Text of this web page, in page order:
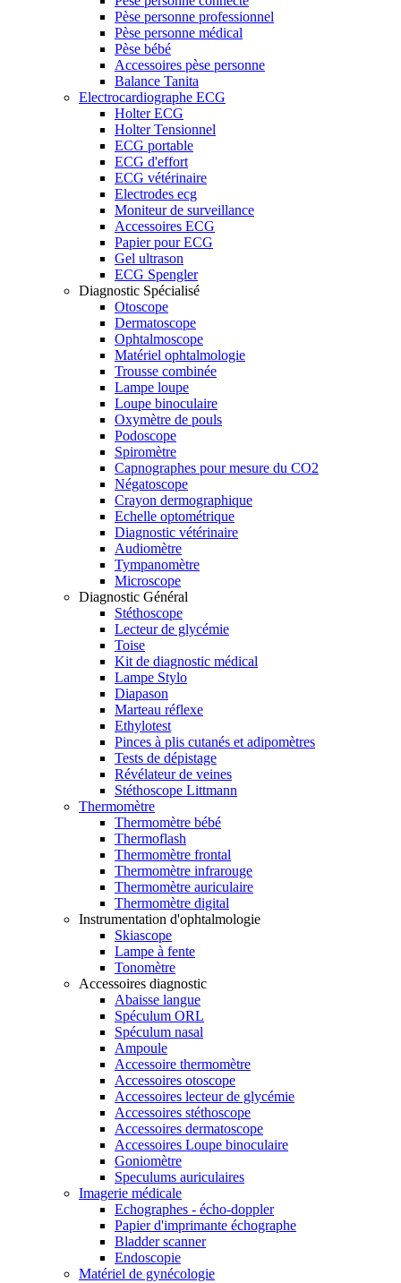
Pèse personne professionnel
Pèse personne médical
Pèse bébé
Accessoires pèse personne
Balance Tanita
Electrocardiographe ECG
Holter ECG
Holter Tensionnel
ECG portable
ECG d'effort
ECG vétérinaire
Electrodes ecg
Moniteur de surveillance
Accessoires ECG
Papier pour ECG
Gel ultrason
ECG Spengler
Diagnostic Spécialisé
Otoscope
Dermatoscope
Ophtalmoscope
Matériel ophtalmologie
Trousse combinée
Lampe loupe
Loupe binoculaire
Oxymètre de pouls
Podoscope
Spiromètre
Capnographes pour mesure du CO2
Négatoscope
Crayon dermographique
Echelle optométrique
Diagnostic vétérinaire
Audiomètre
Tympanomètre
Microscope
Diagnostic Général
Stéthoscope
Lecteur de glycémie
Toise
Kit de diagnostic médical
Lampe Stylo
Diapason
Marteau réflexe
Ethylotest
Pinces à plis cutanés et adipomètres
Tests de dépistage
Révélateur de veines
Stéthoscope Littmann
Thermomètre
Thermomètre bébé
Thermoflash
Thermomètre frontal
Thermomètre infrarouge
Thermomètre auriculaire
Thermomètre digital
Instrumentation d'ophtalmologie
Skiascope
Lampe à fente
Tonomètre
Accessoires diagnostic
Abaisse langue
Spéculum ORL
Spéculum nasal
Ampoule
Accessoire thermomètre
Accessoires otoscope
Accessoires lecteur de glycémie
Accessoires stéthoscope
Accessoires dermatoscope
Accessoires Loupe binoculaire
Goniomètre
Speculums auriculaires
Imagerie médicale
Echographes - écho-doppler
Papier d'imprimante échographe
Bladder scanner
Endoscopie
Matériel de gynécologie